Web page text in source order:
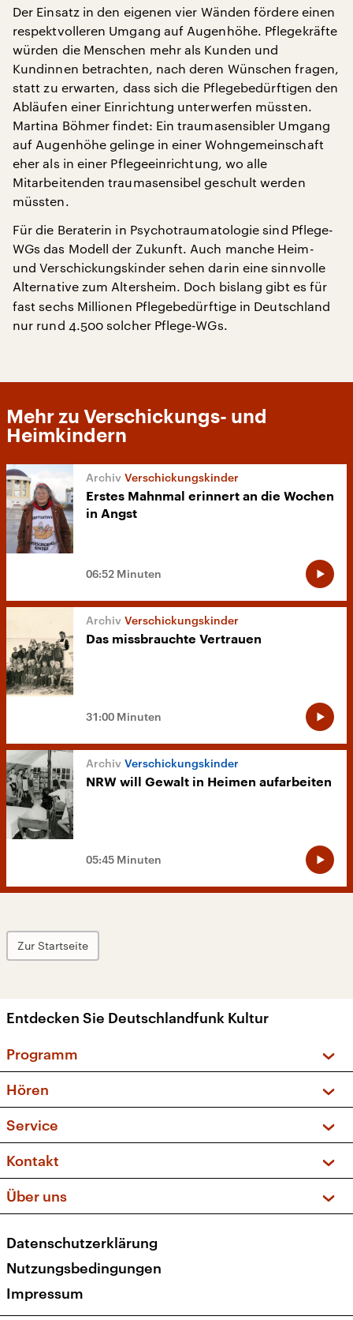
Der Einsatz in den eigenen vier Wänden fördere einen
respektvolleren Umgang auf Augenhöhe. Pflegekräfte
würden die Menschen mehr als Kunden und
Kundinnen betrachten, nach deren Wünschen fragen,
statt zu erwarten, dass sich die Pflegebedürftigen den
Abläufen einer Einrichtung unterwerfen müssten.
Martina Böhmer findet: Ein traumasensibler Umgang
auf Augenhöhe gelinge in einer Wohngemeinschaft
eher als in einer Pflegeeinrichtung, wo alle
Mitarbeitenden traumasensibel geschult werden
müssten.
Für die Beraterin in Psychotraumatologie sind Pflege-
WGs das Modell der Zukunft. Auch manche Heim-
und Verschickungskinder sehen darin eine sinnvolle
Alternative zum Altersheim. Doch bislang gibt es für
fast sechs Millionen Pflegebedürftige in Deutschland
nur rund 4.500 solcher Pflege-WGs.
Mehr zu Verschickungs- und
Heimkindern
Verschickungskinder
Erstes Mahnmal erinnert an die Wochen
in Angst
06:52 Minuten
Verschickungskinder
Das missbrauchte Vertrauen
31:00 Minuten
Verschickungskinder
NRW will Gewalt in Heimen aufarbeiten
05:45 Minuten
Zur Startseite
Entdecken Sie Deutschlandfunk Kultur
Programm
Sendungen und Podcasts
Musikliste
Kakadu – Das Kinderprogramm
Hören
Frequenzen (UKW + DAB+)
Service
FAQ
Apps
Newsletter
Veranstaltungen
Kontakt
Social Media
Über uns
Presse
Karriere
Transparenz
Datenschutzerklärung
Nutzungsbedingungen
Impressum